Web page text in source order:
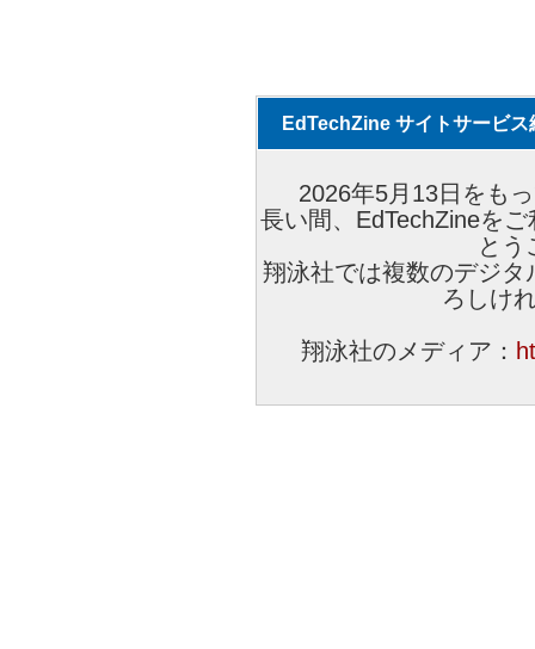
EdTechZine サイトサービス
2026年5月13日をも
長い間、EdTechZineを
とう
翔泳社では複数のデジ
ろしけ
翔泳社のメディア：